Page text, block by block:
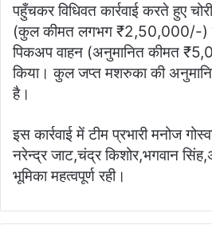
पहुँचकर विधिवत कार्रवाई करते हुए
(कुल कीमत लगभग ₹2,50,000/-)
पिकअप वाहन (अनुमानित कीमत
किया। कुल जप्त मशरुका की
है।
इस कार्रवाई में टीम प्रभारी मनोज
नरेन्द्र जाट,चंद्र किशोर,भगवान
भूमिका महत्वपूर्ण रही।